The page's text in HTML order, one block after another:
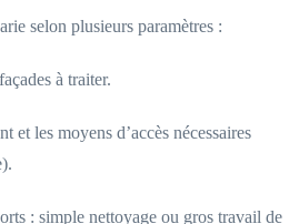
selon plusieurs paramètres :
à traiter.
et les moyens d’accès nécessaires
: simple nettoyage ou gros travail de